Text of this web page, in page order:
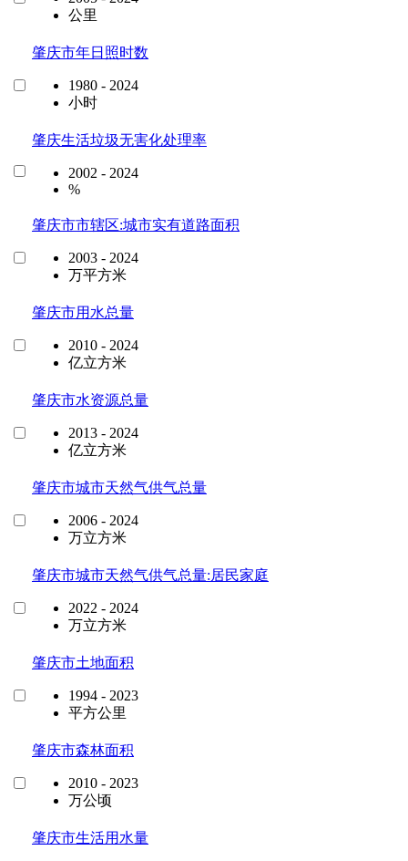
公里
肇庆市年日照时数
1980 - 2024
小时
肇庆生活垃圾无害化处理率
2002 - 2024
%
肇庆市市辖区:城市实有道路面积
2003 - 2024
万平方米
肇庆市用水总量
2010 - 2024
亿立方米
肇庆市水资源总量
2013 - 2024
亿立方米
肇庆市城市天然气供气总量
2006 - 2024
万立方米
肇庆市城市天然气供气总量:居民家庭
2022 - 2024
万立方米
肇庆市土地面积
1994 - 2023
平方公里
肇庆市森林面积
2010 - 2023
万公顷
肇庆市生活用水量